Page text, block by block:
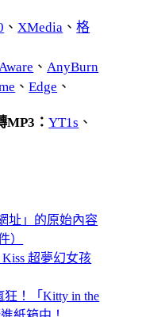
、 XMedia 、格
、 AnyBurn
、Edge 、
MP3：YT1s 、
址」的原始內容
）
Kiss 超夢幻女孩
！「Kitty in the